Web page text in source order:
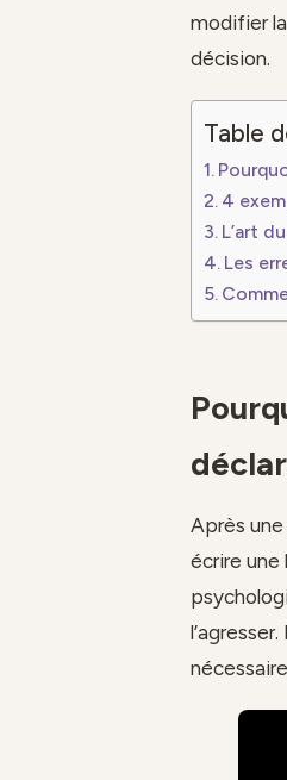
modifier
décision.
Table
4
L’art
Les
Après
écrire